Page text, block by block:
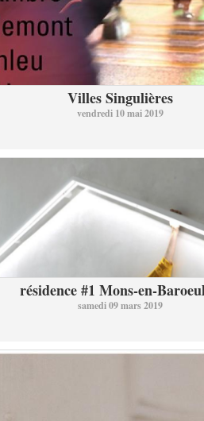
Villes Singulières
vendredi 10 mai 2019
résidence #1 Mons-en-
samedi 09 mars 2019